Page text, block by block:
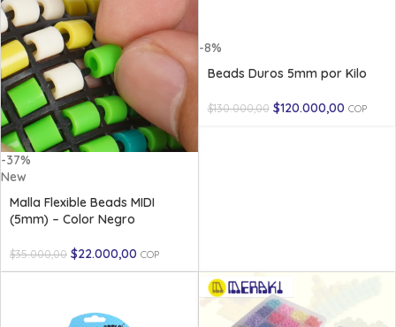
-37%
New
Malla Flexible Beads MIDI
(5mm) – Color Negro
$35.000,00 $22.000,00 COP
-8%
Beads Duros 5mm por Kilo
$130.000,00 $120.000,00 COP